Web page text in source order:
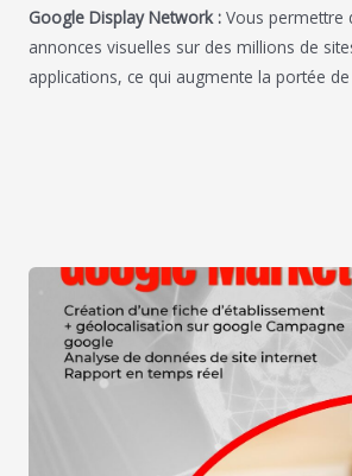
Google Display Network : Vous permettre
annonces visuelles sur des millions de
applications, ce qui augmente la portée